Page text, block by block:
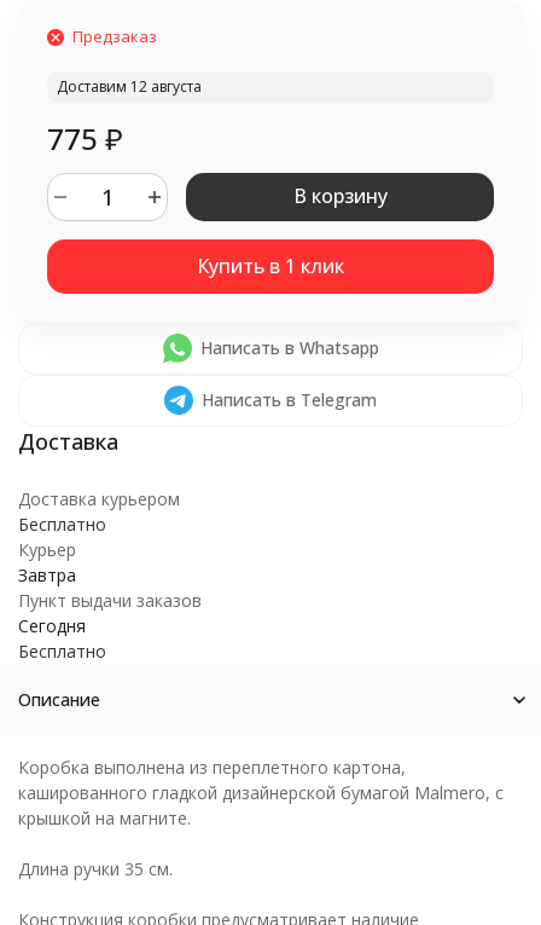
Предзаказ
Доставим 12 августа
775 ₽
В корзину
Написать в Whatsapp
Написать в Telegram
Доставка курьером
Бесплатно
Курьер
Завтра
Пункт выдачи заказов
Сегодня
Бесплатно
Описание
Коробка выполнена из переплетного картона,
кашированного гладкой дизайнерской бумагой Malmero, с
крышкой на магните.
Длина ручки 35 см.
Конструкция коробки предусматривает наличие